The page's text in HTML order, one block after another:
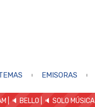
EMISORAS
| 🔈 BELLO 🔈 SOLO MÚSICA